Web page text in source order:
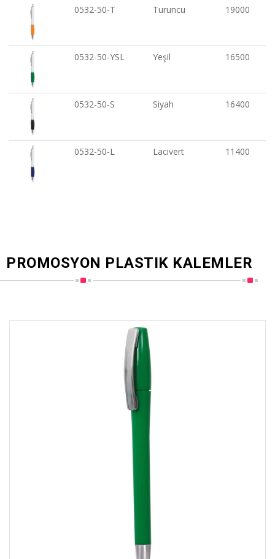
0532-50-T
Turuncu 19000
0532-50-YSL Yeşil 16500
0532-50-S Siyah 16400
0532-50-L Lacivert 11400
PROMOSYON PLASTIK KALEMLER